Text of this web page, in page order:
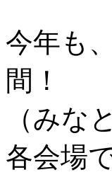
今年も
間！
（みな
各会場